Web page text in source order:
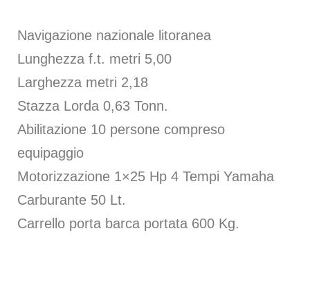
Navigazione nazionale litoranea
Lunghezza f.t. metri 5,00
Larghezza metri 2,18
Stazza Lorda 0,63 Tonn.
Abilitazione 10 persone compreso
equipaggio
Motorizzazione 1×25 Hp 4 Tempi Yamaha
Carburante 50 Lt.
Carrello porta barca portata 600 Kg.